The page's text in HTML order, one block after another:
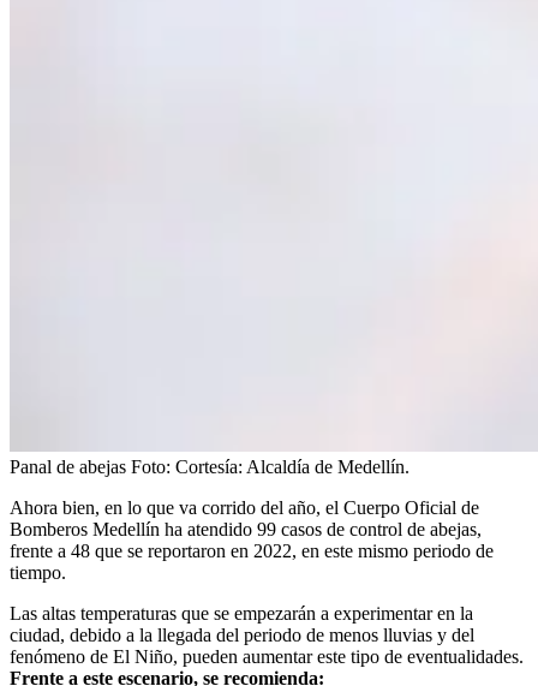
Panal de abejas Foto: Cortesía: Alcaldía de Medellín.
Ahora bien, en lo que va corrido del año, el Cuerpo Oficial de
Bomberos Medellín ha atendido 99 casos de control de abejas,
frente a 48 que se reportaron en 2022, en este mismo periodo de
tiempo.
Las altas temperaturas que se empezarán a experimentar en la
ciudad, debido a la llegada del periodo de menos lluvias y del
fenómeno de El Niño, pueden aumentar este tipo de eventualidades.
Frente a este escenario, se recomienda: